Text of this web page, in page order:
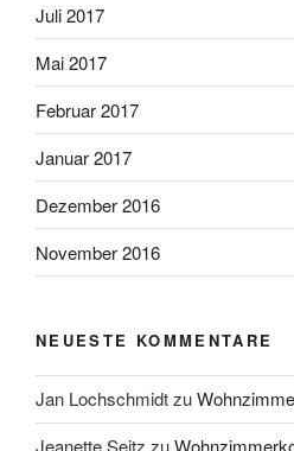
Juli 2017
Mai 2017
Februar 2017
Januar 2017
Dezember 2016
November 2016
NEUESTE KOMMENTARE
Jan Lochschmidtzu
Jeanette Seitz zu